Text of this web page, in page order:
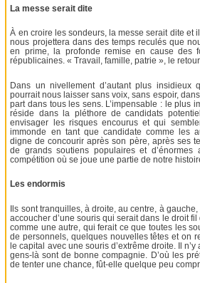
La messe serait dite
À en croire les sondeurs, la messe serait dite et
nous projettera dans des temps reculés que
en prime, la profonde remise en cause des
républicaines. « Travail, famille, patrie », le
Dans un nivellement d’autant plus insidieux
pourrait nous laisser sans voix, sans espoir,
part dans tous les sens. L’impensable : le plus
réside dans la pléthore de candidats
envisager les risques encourus et qui
immonde en tant que candidate comme les
digne de concourir après son père, après ses
de grands soutiens populaires et
compétition où se joue une partie de notre
Les endormis
Ils sont tranquilles, à droite, au centre, à
accoucher d’une souris qui serait dans le droit
comme une autre, qui ferait ce que toutes les
de personnels, quelques nouvelles têtes et on
le capital avec une souris d’extrême droite. Il n’y
gens-là sont de bonne compagnie. D’où les
de tenter une chance, fût-elle quelque peu